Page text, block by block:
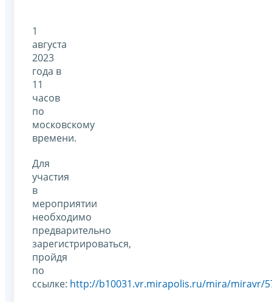
1
августа
2023
года в
11
часов
по
московскому
времени.
Для
участия
в
мероприятии
необходимо
предварительно
зарегистрироваться,
пройдя
по
ссылке: http://b10031.vr.mirapolis.ru/mira/miravr/